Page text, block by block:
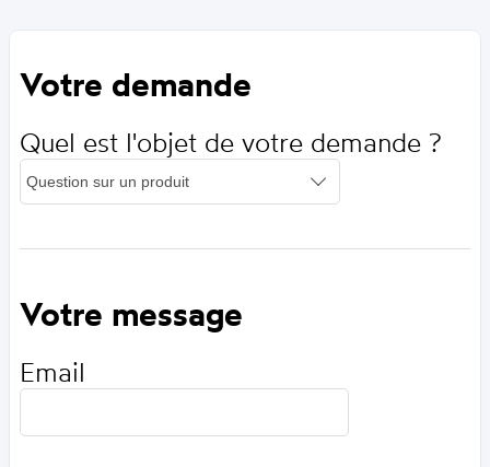
Votre demande
Quel est l'objet de votre demande ?
Votre message
Email